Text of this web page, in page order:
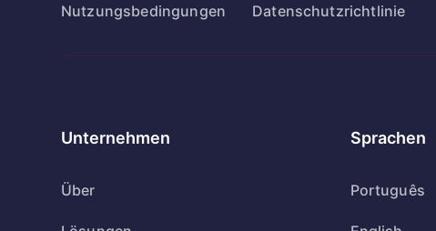
Nutzungsbedingungen Datenschutzrichtlinie
Unternehmen
Über
Sprachen
Português